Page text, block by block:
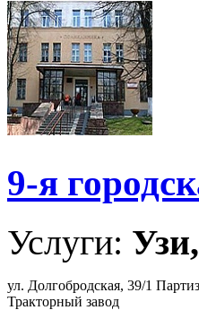
9-я
Услуги:
ул. Долгобродская, 39/1
Тракторный завод